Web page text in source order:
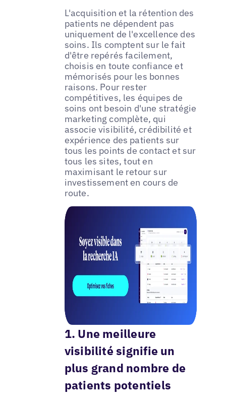
L'acquisition et la rétention des
patients ne dépendent pas
uniquement de l'excellence des
soins. Ils comptent sur le fait
d'être repérés facilement,
choisis en toute confiance et
mémorisés pour les bonnes
raisons. Pour rester
compétitives, les équipes de
soins ont besoin d'une stratégie
marketing complète, qui
associe visibilité, crédibilité et
expérience des patients sur
tous les points de contact et sur
tous les sites, tout en
maximisant le retour sur
investissement en cours de
route.
1. Une meilleure
visibilité signifie un
plus grand nombre de
patients potentiels